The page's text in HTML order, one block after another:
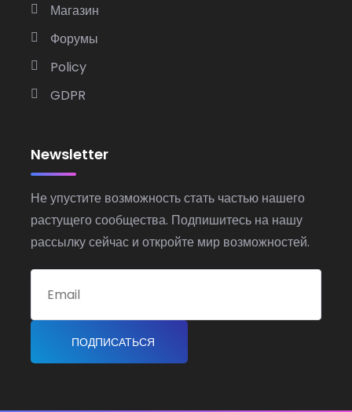
Магазин
Форумы
Policy
GDPR
Newsletter
Не упустите возможность стать частью нашего
растущего сообщества. Подпишитесь на нашу
рассылку сейчас и откройте мир возможностей.
ПОДПИСАТЬСЯ